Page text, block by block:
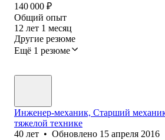
140 000 ₽
Общий опыт
12 лет 1 месяц
Другие резюме
Ещё 1 резюме
Инженер-механик, Старший
тяжелой технике
40 лет • Обновлено 15 апреля 2016